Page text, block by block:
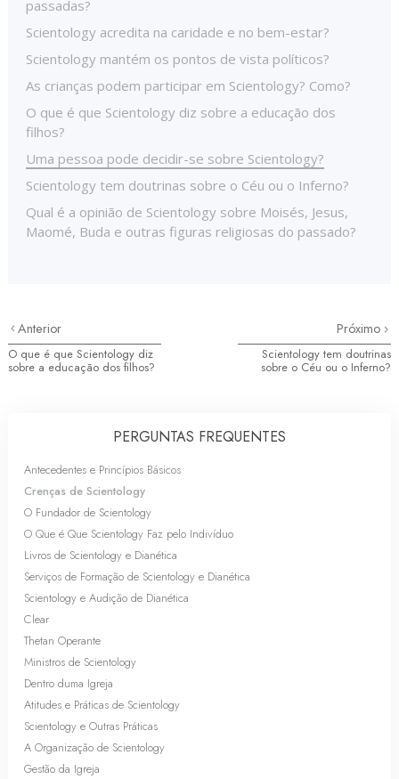
passadas?
Scientology acredita na caridade e no bem-estar?
Scientology mantém os pontos de vista políticos?
As crianças podem participar em Scientology? Como?
O que é que Scientology diz sobre a educação dos
filhos?
Uma pessoa pode decidir-se sobre Scientology?
Scientology tem doutrinas sobre o Céu ou o Inferno?
Qual é a opinião de Scientology sobre Moisés, Jesus,
Maomé, Buda e outras figuras religiosas do passado?
Anterior
O que é que Scientology diz
sobre a educação dos filhos?
Próximo
Scientology tem doutrinas
sobre o Céu ou o Inferno?
PERGUNTAS FREQUENTES
Antecedentes e Princípios Básicos
Crenças de Scientology
O Fundador de Scientology
O Que é Que Scientology Faz pelo Indivíduo
Livros de Scientology e Dianética
Serviços de Formação de Scientology e Dianética
Scientology e Audição de Dianética
Clear
Thetan Operante
Ministros de Scientology
Dentro duma Igreja
Atitudes e Práticas de Scientology
Scientology e Outras Práticas
A Organização de Scientology
Gestão da Igreja